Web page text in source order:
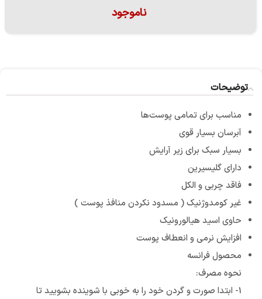
ناموجود
توضیحات
مناسب برای تمامی پوست‌ها
آبرسان بسیار قوی
بسیار سبک برای زیر آرایش
دارای گلیسیرین
فاقد چربی و الکل
غیر کومدوژنیک ( مسدود نکردن منافذ پوست )
حاوی اسید هیالورونیک
افزایش نرمی و انعطاف پوست
محصول فرانسه
نحوه مصرف:
1- ابتدا صورت و گردن خود را به خوبی با شوینده بشویید تا